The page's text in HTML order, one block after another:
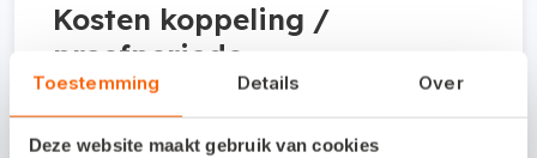
Toestemming Details Over
Deze website maakt gebruik van cookies
Kosten koppeling /
proefperiode